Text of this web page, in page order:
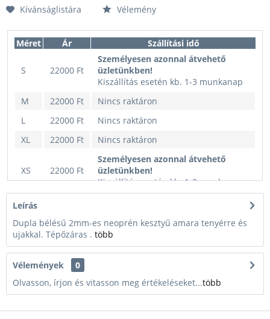
Kívánságlistára Vélemény
Méret Ár Szállítási idő
S 22000 Ft
Személyesen azonnal átvehető
üzletünkben!
Kiszállítás esetén kb. 1-3 munkanap
M
22000 Ft
Nincs raktáron
L
22000 Ft
Nincs raktáron
XL
22000 Ft Nincs raktáron
XS 22000 Ft
Személyesen azonnal átvehető
üzletünkben!
Kiszállítás esetén kb. 1-3 munkanap
Leírás
Dupla bélésű 2mm-es neoprén kesztyű amara tenyérre és
ujakkal. Tépőzáras . több
Vélemények
0
Olvasson, írjon és vitasson meg értékeléseket...több